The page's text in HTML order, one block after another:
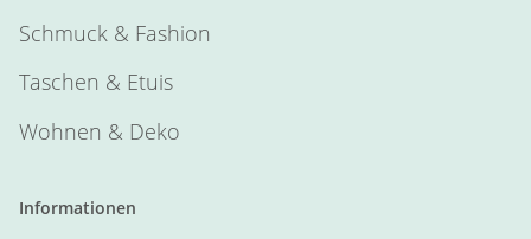
Schmuck & Fashion
Taschen & Etuis
Wohnen & Deko
Informationen